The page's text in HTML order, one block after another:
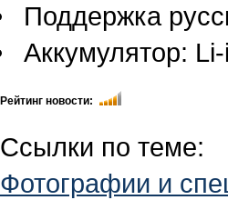
Поддержка
Аккумулятор:
Рейтинг новости:
Ссылки по теме:
Фотографии и